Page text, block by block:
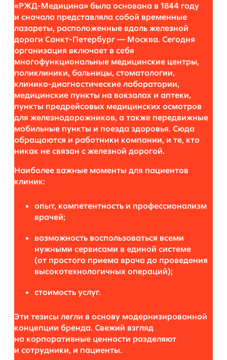
«РЖД-Медицина» была основана в 1844 году
и сначала представляла собой временные
лазареты, расположенные вдоль железной
дороги Санкт-Петербург — Москва. Сегодня
организация включает в себя
многофункциональные медицинские центры,
поликлиники, больницы, стоматологии,
клинико-диагностические лаборатории,
медицинские пункты на вокзалах и аптеки,
пункты предрейсовых медицинских осмотров
для железнодорожников, а также передвижные
мобильные пункты и поезда здоровья. Сюда
обращаются и работники компании, и те, кто
никак не связан с железной дорогой.
Наиболее важные моменты для пациентов
клиник:
опыт, компетентность и профессионализм
врачей;
возможность воспользоваться всеми
нужными сервисами в единой системе
(от простого приема врача до проведения
высокотехнологичных операций);
стоимость услуг.
Эти тезисы легли в основу модернизированной
концепции бренда. Свежий взгляд
на корпоративные ценности разделяют
и сотрудники, и пациенты.